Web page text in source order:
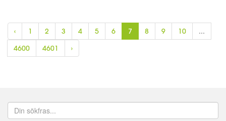
‹ 1 2 3 4 5 6 7 8 9 10
...
4600
4601 ›